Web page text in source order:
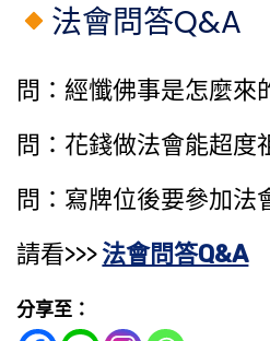
法會問答Q&A
問：經懺佛事是怎麼來
問：花錢做法會能​超度
問：寫牌位後要參加法
請看>>>法會問答Q&A
分享至：